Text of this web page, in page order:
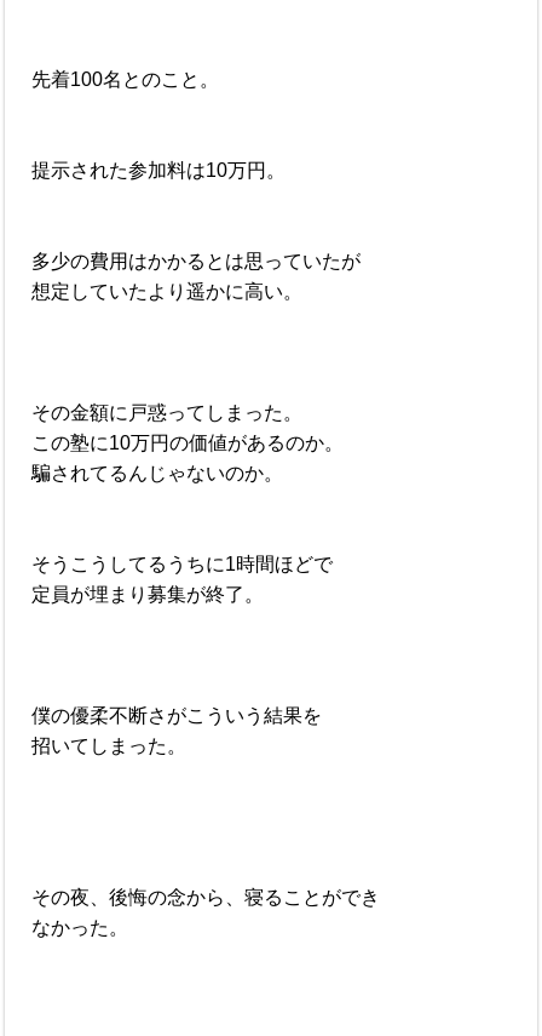
先着100名とのこと。
提示された参加料は10万円。
多少の費用はかかるとは思っていたが
想定していたより遥かに高い。
その金額に戸惑ってしまった。
この塾に10万円の価値があるのか。
騙されてるんじゃないのか。
そうこうしてるうちに1時間ほどで
定員が埋まり募集が終了。
僕の優柔不断さがこういう結果を
招いてしまった。
その夜、後悔の念から、寝ることができ
なかった。